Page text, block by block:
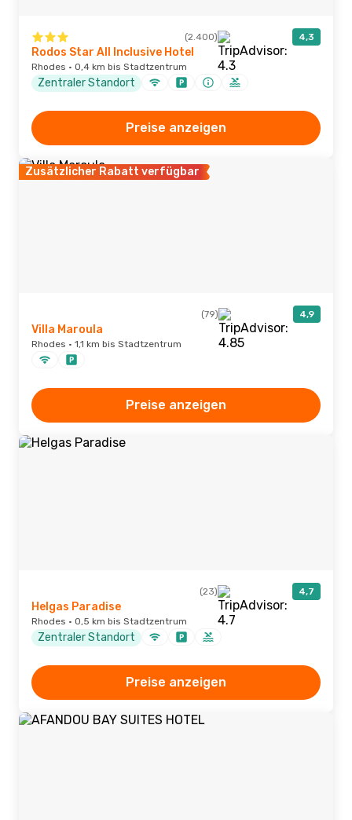
(2.400) 4,3
Rodos Star All Inclusive Hotel
Rhodes · 0,4 km bis Stadtzentrum
Zentraler Standort
Preise anzeigen
Zusätzlicher Rabatt verfügbar
(79) 4,9
Villa Maroula
Rhodes · 1,1 km bis Stadtzentrum
Preise anzeigen
(23) 4,7
Helgas Paradise
Rhodes · 0,5 km bis Stadtzentrum
Zentraler Standort
Preise anzeigen